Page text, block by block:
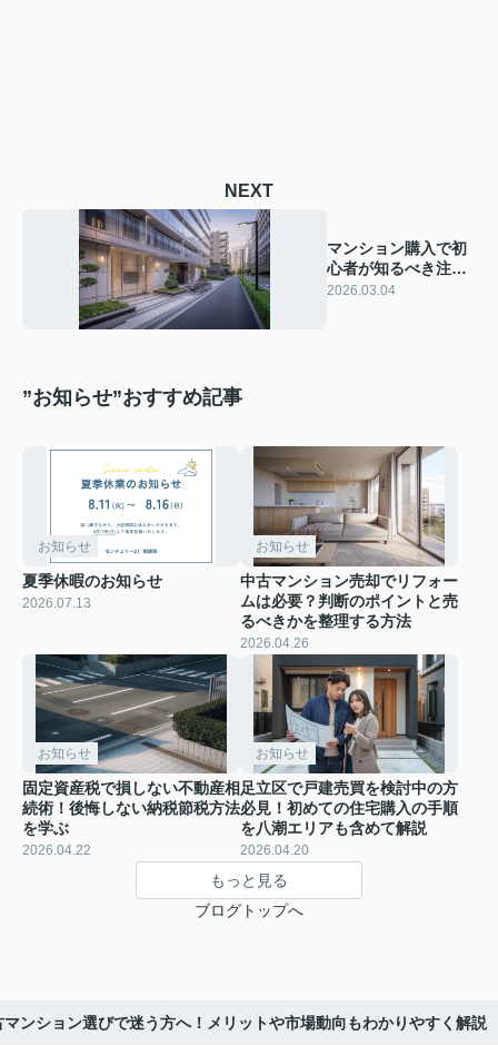
NEXT
マンション購入で初
心者が知るべき注意
点は？資金計画や立
2026.03.04
”お知らせ”おすすめ記事
お知らせ
夏季休暇のお知らせ
2026.07.13
お知らせ
中古マンション売却でリフォー
ムは必要？判断のポイントと売
るべきかを整理する方法
2026.04.26
お知らせ
固定資産税で損しない不動産相
続術！後悔しない納税節税方法
を学ぶ
2026.04.22
お知らせ
足立区で戸建売買を検討中の方
必見！初めての住宅購入の手順
を八潮エリアも含めて解説
2026.04.20
もっと見る
ブログトップへ
ンション選びで迷う方へ！メリットや市場動向もわかりやすく解説